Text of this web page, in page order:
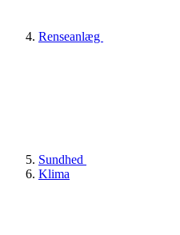
Renseanlæg
Sundhed
Klima